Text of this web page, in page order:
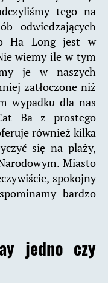
tego na
odwiedzających
Ha Long jest w
wiemy ile w tym
je w naszych
zatłoczone niż
wypadku dla nas
Ba z prostego
również kilka
się na plaży,
Miasto
spokojny
bardzo
jedno czy